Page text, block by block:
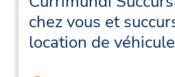
chez vous et
location de véhicule